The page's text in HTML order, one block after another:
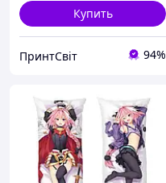
Купить
ПринтСвіт 94%